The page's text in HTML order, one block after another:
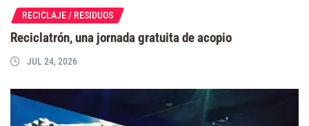
RECICLAJE / RESIDUOS
Reciclatrón, una jornada gratuita de acopio
JUL 24, 2026